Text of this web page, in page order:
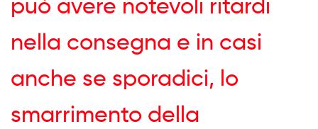
nella consegna e in casi
anche se sporadici, lo
smarrimento della